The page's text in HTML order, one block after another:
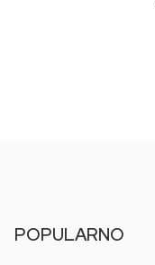
POPULARNO